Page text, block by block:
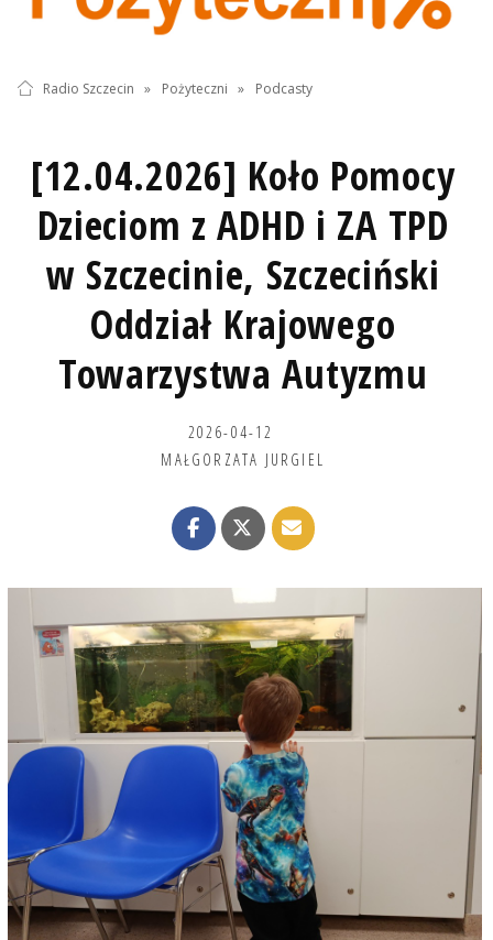
Radio Szczecin » Pożyteczni » Podcasty
[12.04.2026] Koło Pomocy
Dzieciom z ADHD i ZA TPD
w Szczecinie, Szczeciński
Oddział Krajowego
Towarzystwa Autyzmu
2026-04-12
MAŁGORZATA JURGIEL